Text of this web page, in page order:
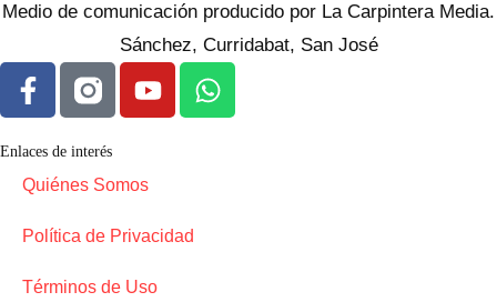
Medio de comunicación producido por La Carpintera Media.
Sánchez, Curridabat, San José
Enlaces de interés
Quiénes Somos
Política de Privacidad
Términos de Uso